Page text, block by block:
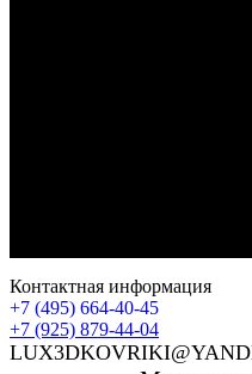
Контактная информация
+7 (495) 664-40-45
+7 (925) 879-44-04